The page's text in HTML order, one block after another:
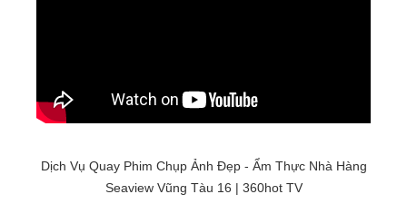
Dịch Vụ Quay Phim Chụp Ảnh Đẹp - Ẩm Thực Nhà Hàng
Seaview Vũng Tàu 16 | 360hot TV